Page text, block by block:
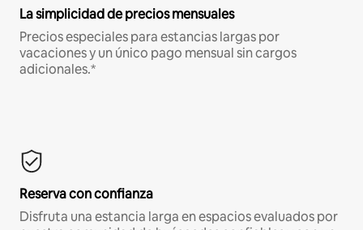
La simplicidad de precios mensuales
Precios especiales para estancias largas por
vacaciones y un único pago mensual sin cargos
adicionales.*
Reserva con confianza
Disfruta una estancia larga en espacios evaluados por